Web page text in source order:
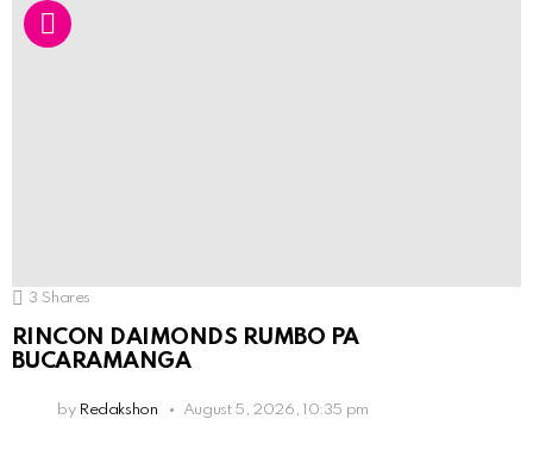
3 Shares
RINCON DAIMONDS RUMBO PA
BUCARAMANGA
by Redakshon August 5, 2026, 10:35 pm